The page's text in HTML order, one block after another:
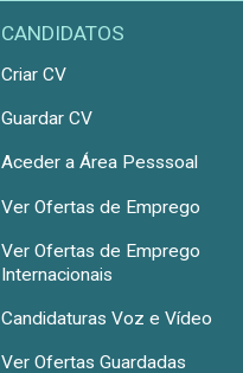
CANDIDATOS
Criar CV
Guardar CV
Aceder a Área Pesssoal
Ver Ofertas de Emprego
Ver Ofertas de Emprego
Internacionais
Candidaturas Voz e Vídeo
Ver Ofertas Guardadas